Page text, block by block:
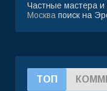
Частные мастера и
Москва поиск на
ТОП